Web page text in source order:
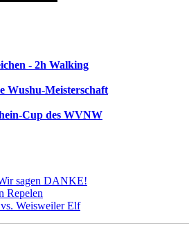
- 2h Walking
Wushu-Meisterschaft
Cup des WVNW
sagen DANKE!
Repelen
Weisweiler Elf